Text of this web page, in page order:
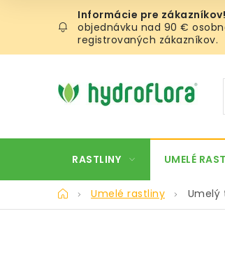
objednávku nad 90 €
registrovaných zákazníkov.
RASTLINY UMELÉ
DomovUmelé rastliny Umelý